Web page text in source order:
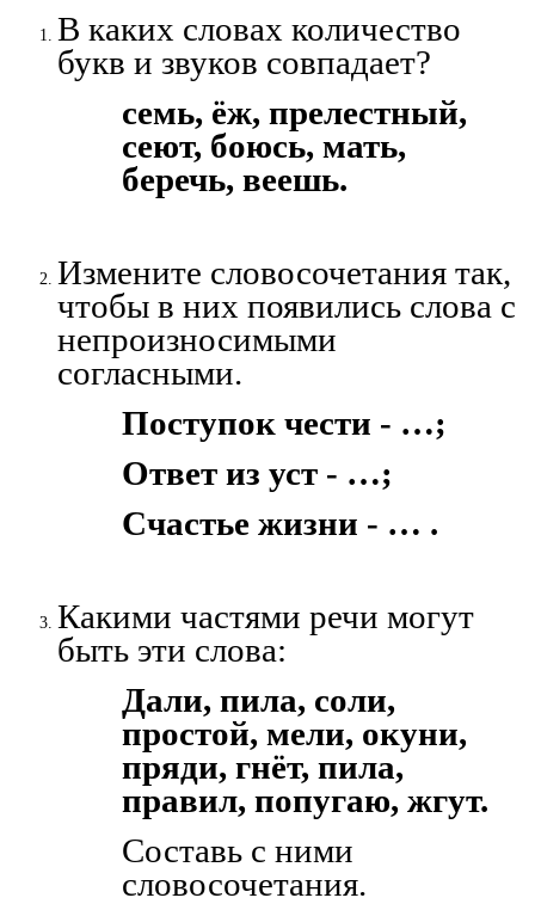
В каких словах количество
букв и звуков совпадает?
семь, ёж, прелестный,
сеют, боюсь, мать,
беречь, веешь.
Измените словосочетания так,
чтобы в них появились слова с
непроизносимыми
согласными.
Поступок чести - …;
Ответ из уст - …;
Счастье жизни - … .
Какими частями речи могут
быть эти слова:
Дали, пила, соли,
простой, мели, окуни,
пряди, гнёт, пила,
правил, попугаю, жгут.
Составь с ними
словосочетания.